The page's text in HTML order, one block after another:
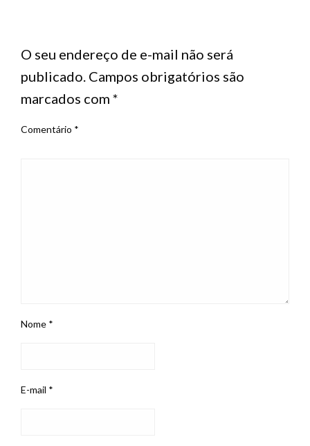
O seu endereço de e-mail não será
publicado. Campos obrigatórios são
marcados com *
Comentário *
Nome *
E-mail *